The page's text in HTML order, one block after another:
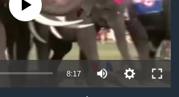
currently available
8:17